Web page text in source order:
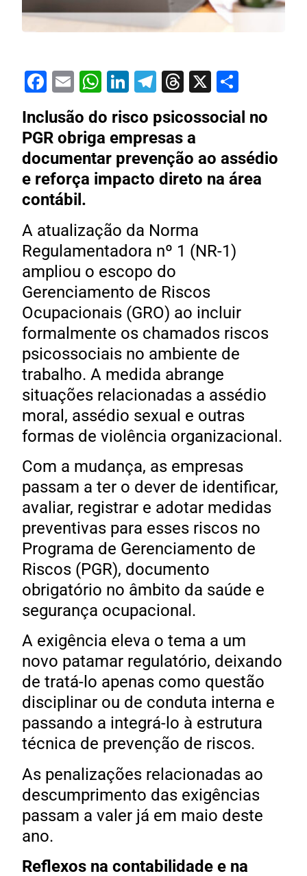
Facebook
EmailWhatsApp
LinkedIn
Telegram
Threads
X
Inclusão do risco psicossocial no
PGR obriga empresas a
documentar prevenção ao assédio
e reforça impacto direto na área
contábil.
A atualização da Norma
Regulamentadora nº 1 (NR-1)
ampliou o escopo do
Gerenciamento de Riscos
Ocupacionais (GRO) ao incluir
formalmente os chamados riscos
psicossociais no ambiente de
trabalho. A medida abrange
situações relacionadas a assédio
moral, assédio sexual e outras
formas de violência organizacional.
Com a mudança, as empresas
passam a ter o dever de identificar,
avaliar, registrar e adotar medidas
preventivas para esses riscos no
Programa de Gerenciamento de
Riscos (PGR), documento
obrigatório no âmbito da saúde e
segurança ocupacional.
A exigência eleva o tema a um
novo patamar regulatório, deixando
de tratá-lo apenas como questão
disciplinar ou de conduta interna e
passando a integrá-lo à estrutura
técnica de prevenção de riscos.
As penalizações relacionadas ao
descumprimento das exigências
passam a valer já em maio deste
ano.
Reflexos na contabilidade e na